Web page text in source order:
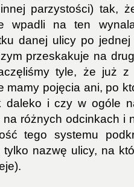
parzystości) tak,
wpadli na ten
danej ulicy po
przeskakuje na
tyle, że już z
mamy pojęcia ani, po
daleko i czy w ogóle
różnych odcinkach i
tego systemu
nazwę ulicy, na